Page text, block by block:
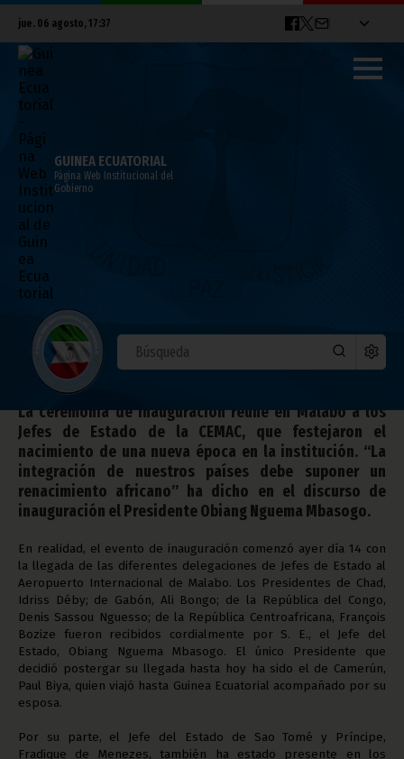
jue. 06 agosto, 17:37
GUINEA ECUATORIAL
Página Web Institucional del
Gobierno
Día de fiesta para la CEMAC y para Guinea
Ecuatorial
abril 20, 2010
Noticias Presidencia
La ceremonia de inauguración reúne en Malabo a los
Jefes de Estado de la CEMAC, que festejaron el
nacimiento de una nueva época en la institución. “La
integración de nuestros países debe suponer un
renacimiento africano” ha dicho en el discurso de
inauguración el Presidente Obiang Nguema Mbasogo.
En realidad, el evento de inauguración comenzó ayer día 14 con
la llegada de las diferentes delegaciones de Jefes de Estado al
Aeropuerto Internacional de Malabo. Los Presidentes de Chad,
Idriss Déby; de Gabón, Ali Bongo; de la República del Congo,
Denis Sassou Nguesso; de la República Centroafricana, François
Bozize fueron recibidos cordialmente por S. E., el Jefe del
Estado, Obiang Nguema Mbasogo. El único Presidente que
decidió postergar su llegada hasta hoy ha sido el de Camerún,
Paul Biya, quien viajó hasta Guinea Ecuatorial acompañado por su
esposa.
Por su parte, el Jefe del Estado de Sao Tomé y Príncipe,
Fradique de Menezes, también ha estado presente en los